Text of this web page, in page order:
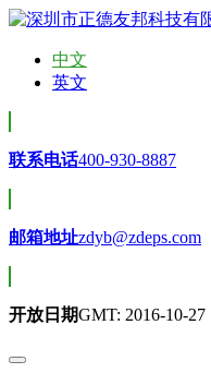
中文
英文
联系电话400-930-8887
邮箱地址zdyb@zdeps.com
开放日期GMT: 2016-10-27